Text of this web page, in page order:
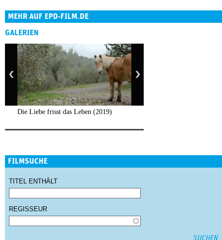
MEHR AUF EPD-FILM.DE
GALERIEN
Die Liebe frisst das Leben (2019)
FILMSUCHE
TITEL ENTHÄLT
REGISSEUR